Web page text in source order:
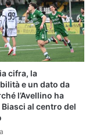
cifra, la
e un dato da
l’Avellino ha
al centro del